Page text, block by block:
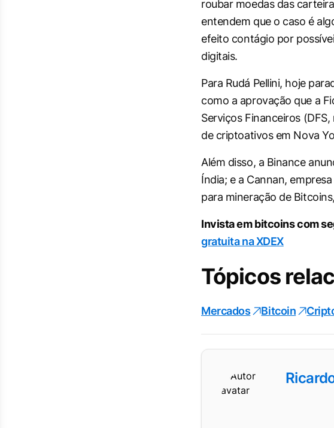
roubar moedas das
entendem que o caso é
efeito contágio por
digitais.
Para Rudá Pellini, hoje
como a aprovação que a
Serviços Financeiros
de criptoativos em Nova
Além disso, a Binance
Índia; e a Cannan,
para mineração de
Invista em bitcoins com
gratuita na XDEX
Tópicos
Mercados Bitcoin